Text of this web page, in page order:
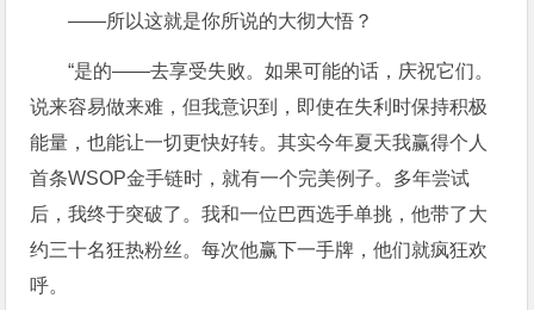
——所以这就是你所说的大彻大悟？
“是的——去享受失败。如果可能的话，庆祝它们。
说来容易做来难，但我意识到，即使在失利时保持积极
能量，也能让一切更快好转。其实今年夏天我赢得个人
首条WSOP金手链时，就有一个完美例子。多年尝试
后，我终于突破了。我和一位巴西选手单挑，他带了大
约三十名狂热粉丝。每次他赢下一手牌，他们就疯狂欢
呼。